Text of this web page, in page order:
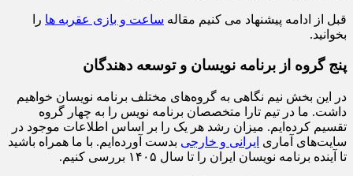
قبل از ادامه پیشنهاد می کنیم مقاله ساعت و بازی عقربه ها را
بخوانید.
پنج گروه از برنامه نویسان و توسعه دهندگان
در این بخش نیم نگاهی به گروه‌های مختلف برنامه نویسان خواهیم
داشت. ما در تیم تارا متخصصان برنامه نویس را به چهار گروه
تقسیم کرده‌ایم. میزان رشد هر یک را بر اساس اطلاعات موجود در
سایت‌های آماری ایرانی و خارجی بدست آورده‌ایم. با ما همراه باشید
تا آینده برنامه نویسان ایران را تا سال ۱۴۰۵ بررسی کنیم.